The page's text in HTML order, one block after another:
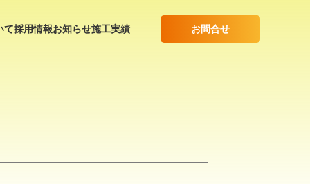
て採用情報お知らせ施工実績 お問合せ